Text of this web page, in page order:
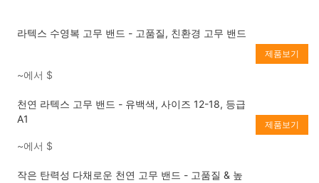
라텍스 수영복 고무 밴드 - 고품질, 친환경 고무 밴드
~에서 $
제품보기
천연 라텍스 고무 밴드 - 유백색, 사이즈 12-18, 등급
A1
~에서 $
제품보기
작은 탄력성 다채로운 천연 고무 밴드 - 고품질 & 높